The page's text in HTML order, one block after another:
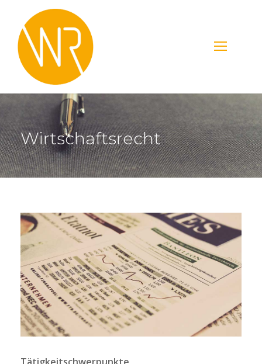
Wirtschaftsrecht